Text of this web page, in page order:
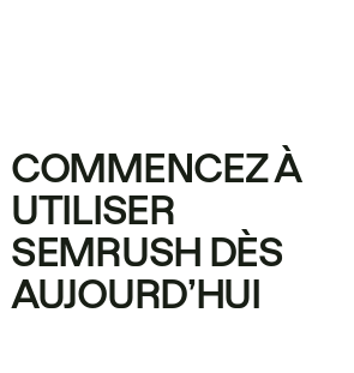
COMMENCEZ À
UTILISER
SEMRUSH DÈS
AUJOURD’HUI